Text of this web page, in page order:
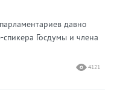
давно
Госдумы и члена
4121